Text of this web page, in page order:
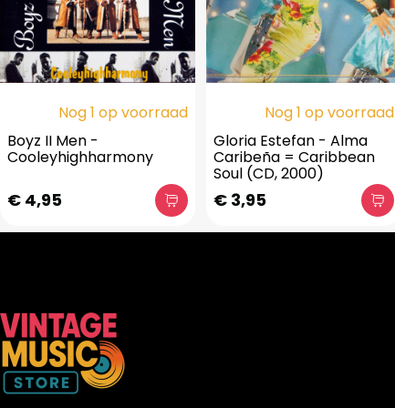
Nog 1 op voorraad
Boyz II Men -
Cooleyhighharmony
€ 4,95
Nog 1 op voorraad
Gloria Estefan - Alma
Caribeña = Caribbean
Soul (CD, 2000)
€ 3,95